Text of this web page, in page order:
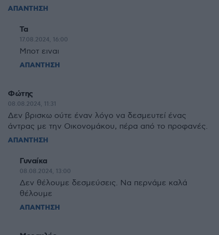
ΑΠΑΝΤΗΣΗ
Τα
17.08.2024, 16:00
Μποτ ειναι
ΑΠΑΝΤΗΣΗ
Φώτης
08.08.2024, 11:31
Δεν βρισκω ούτε έναν λόγο να δεσμευτεί ένας
άντρας με την Οικονομάκου, πέρα από το προφανές.
ΑΠΑΝΤΗΣΗ
Γυναίκα
08.08.2024, 13:00
Δεν θέλουμε δεσμεύσεις. Να περνάμε καλά
θέλουμε
ΑΠΑΝΤΗΣΗ